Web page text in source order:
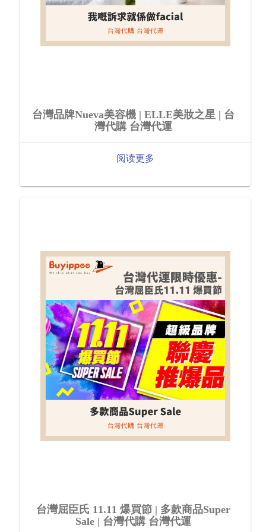
台灣品牌Nueva美容機 | ELLE美妝之星 | 台
灣代購 台灣代運
阅读更多
台灣屈臣氏 11.11 爆買節 | 多款商品Super
Sale | 台灣代購 台灣代運